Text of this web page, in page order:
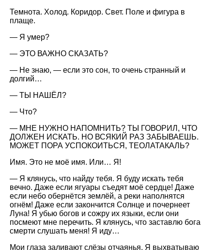
Темнота. Холод. Коридор. Свет. Поле и фигура в
плаще.
— Я умер?
— ЭТО ВАЖНО СКАЗАТЬ?
— Не знаю, — если это сон, то очень странный и
долгий…
— ТЫ НАШЁЛ?
— Что?
— МНЕ НУЖНО НАПОМНИТЬ? ТЫ ГОВОРИЛ, ЧТО
ДОЛЖЕН ИСКАТЬ. НО ВСЯКИЙ РАЗ ЗАБЫВАЕШЬ.
МОЖЕТ ПОРА УСПОКОИТЬСЯ, ТЕОЛАТАКАЛЬ?
Имя. Это не моё имя. Или… Я!
— Я клянусь, что найду тебя. Я буду искать тебя
вечно. Даже если ягуары съедят моё сердце! Даже
если небо обернётся землёй, а реки наполнятся
огнём! Даже если закончится Солнце и почернеет
Луна! Я убью богов и сожру их языки, если они
посмеют мне перечить. Я клянусь, что заставлю бога
смерти слушать меня! Я иду…
Мои глаза заливают слёзы отчаянья. Я выхватываю